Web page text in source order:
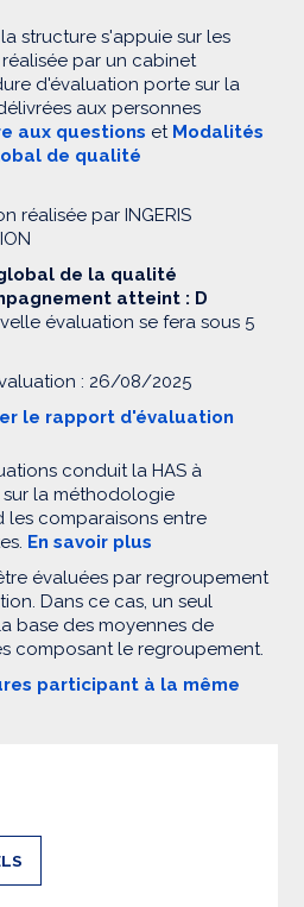
structure s'appuie sur les
par un cabinet
d'évaluation porte sur la
aux personnes
aux questions et Modalités
de qualité
réalisée par INGERIS
de la qualité
atteint : D
évaluation se fera sous 5
: 26/08/2025
le rapport d'évaluation
conduit la HAS à
la méthodologie
les comparaisons entre
En savoir plus
évaluées par regroupement
Dans ce cas, un seul
base des moyennes de
composant le regroupement.
participant à la même